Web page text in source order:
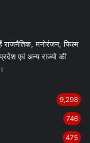
मनोरंजन, फिल्म
एवं अन्य राज्यो की
9,298
746
475